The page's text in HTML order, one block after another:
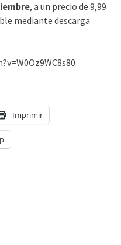
, a un precio de 9,99
mediante descarga
Imprimir